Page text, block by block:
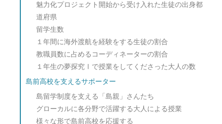
魅力化プロジェクト開始から受け入れた生徒の出身都
道府県
留学生数
１年間に海外渡航を経験をする生徒の割合
教職員数に占めるコーディネーターの割合
１年生の夢探究Ⅰで授業をしてくださった大人の数
島前高校を支えるサポーター
島留学制度を支える「島親」さんたち
グローカルに各分野で活躍する大人による授業
様々な形で島前高校を応援する